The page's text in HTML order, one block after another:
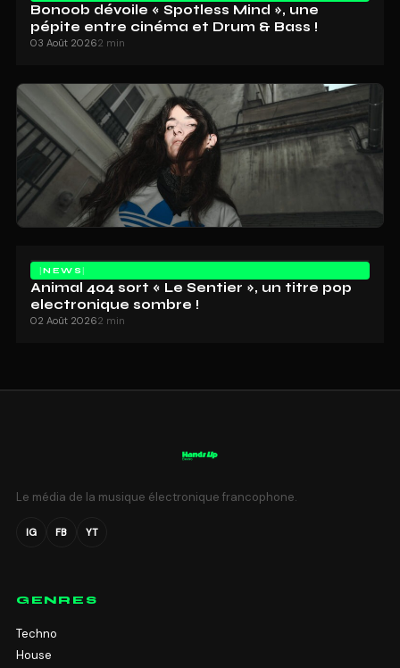
Bonoob dévoile « Spotless Mind », une
pépite entre cinéma et Drum & Bass !
03 Août 20262 min
NEWS
Animal 404 sort « Le Sentier », un titre pop
electronique sombre !
02 Août 20262 min
Le média de la musique électronique francophone.
IG FB YT
GENRES
Techno
House